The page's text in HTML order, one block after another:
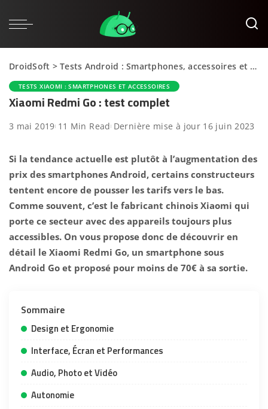
DroidSoft >Tests Android : Smartphones, accessoires et applications
TESTS XIAOMI : SMARTPHONES ET ACCESSOIRES
Xiaomi Redmi Go : test complet
3 mai 2019 11 Min Read Dernière mise à jour 16 juin 2023
Si la tendance actuelle est plutôt à l’augmentation des
prix des smartphones Android, certains constructeurs
tentent encore de pousser les tarifs vers le bas.
Comme souvent, c’est le fabricant chinois Xiaomi qui
porte ce secteur avec des appareils toujours plus
accessibles. On vous propose donc de découvrir en
détail le Xiaomi Redmi Go, un smartphone sous
Android Go et proposé pour moins de 70€ à sa sortie.
Sommaire
Design et Ergonomie
Interface, Écran et Performances
Audio, Photo et Vidéo
Autonomie